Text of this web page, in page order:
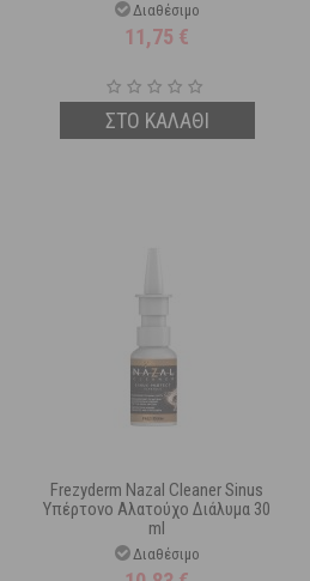
Διαθέσιμο
11,75 €
ΣΤΟ ΚΑΛΑΘΙ
Frezyderm Nazal Cleaner Sinus
Yπέρτονο Αλατούχο Διάλυμα 30
ml
Διαθέσιμο